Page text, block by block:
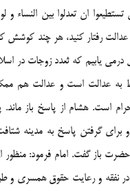
ان تعدلوا بین النساء و
عدالت رفتار کنید، هر چند کوشش
درمی یابیم که ثعدد زوجات در
به عدالت است و عدالت هم
است. هشام از پاسخ باز
برای گرفتن پاسخ به مدینه
حضرت باز گفت. امام فرمود: منظور
نفقه و رعایت حقوق همسری و